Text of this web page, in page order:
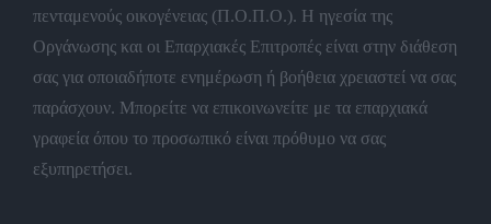
πενταμενούς οικογένειας (Π.Ο.Π.Ο.). Η ηγεσία της
Οργάνωσης και οι Επαρχιακές Επιτροπές είναι στην διάθεση
σας για οποιαδήποτε ενημέρωση ή βοήθεια χρειαστεί να σας
παράσχουν. Μπορείτε να επικοινωνείτε με τα επαρχιακά
γραφεία όπου το προσωπικό είναι πρόθυμο να σας
εξυπηρετήσει.